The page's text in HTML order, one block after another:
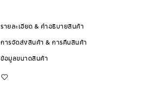
รายละเอียด & คำอธิบายสินค้า
การจัดส่งสินค้า & การคืนสินค้า
ข้อมูลขนาดสินค้า